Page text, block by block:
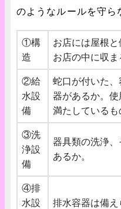
のようなルールを守ら
①構
造
お店には屋根
お店の中に収ま
②給
水設
備
蛇口が付いた
器があるか。
満たしているも
③洗
浄設
備
器具類の洗浄
あるか。
④排
水設
排水容器は備え